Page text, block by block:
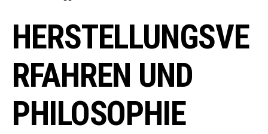
HERSTELLUNGSVE
RFAHREN UND
PHILOSOPHIE